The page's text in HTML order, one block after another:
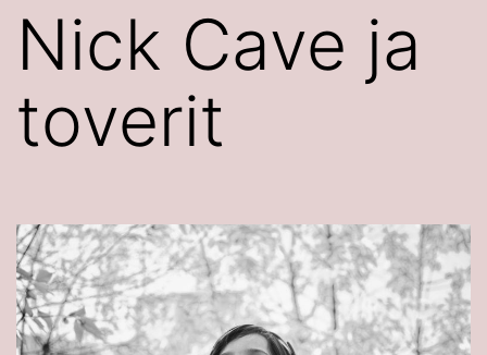
Nick Cave ja
toverit